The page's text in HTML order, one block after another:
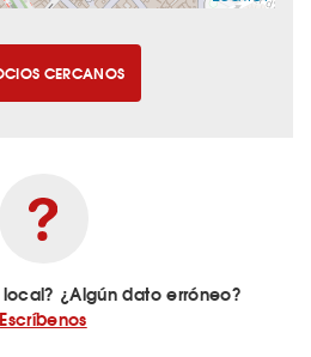
CERCANOS
¿Algún dato erróneo?
Escríbenos